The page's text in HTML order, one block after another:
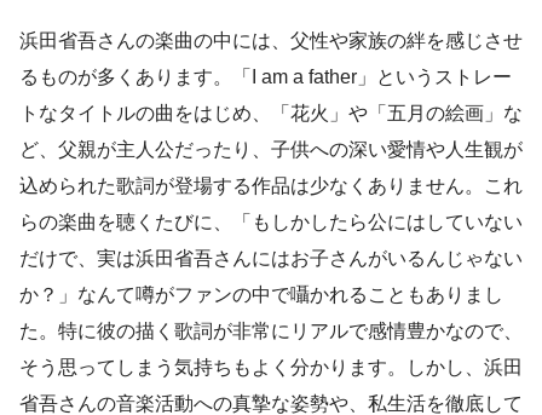
浜田省吾さんの楽曲の中には、父性や家族の絆を感じさせ
るものが多くあります。「I am a father」というストレー
トなタイトルの曲をはじめ、「花火」や「五月の絵画」な
ど、父親が主人公だったり、子供への深い愛情や人生観が
込められた歌詞が登場する作品は少なくありません。これ
らの楽曲を聴くたびに、「もしかしたら公にはしていない
だけで、実は浜田省吾さんにはお子さんがいるんじゃない
か？」なんて噂がファンの中で囁かれることもありまし
た。特に彼の描く歌詞が非常にリアルで感情豊かなので、
そう思ってしまう気持ちもよく分かります。しかし、浜田
省吾さんの音楽活動への真摯な姿勢や、私生活を徹底して